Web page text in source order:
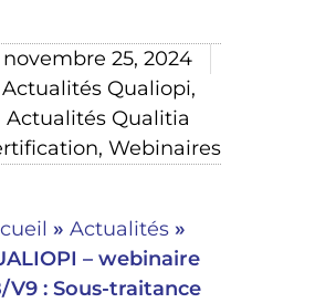
novembre 25, 2024
Actualités Qualiopi,
Actualités Qualitia
, Webinaires
» Actualités»
– webinaire
V9 : Sous-traitance